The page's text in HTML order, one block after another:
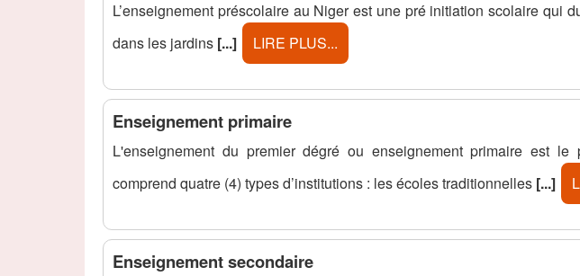
L’enseignement préscolaire au Niger est une pré initiation scolaire qui
dans les jardins [...] LIRE PLUS...
Enseignement primaire
L'enseignement du premier dégré ou enseignement primaire est le
comprend quatre (4) types d’institutions : les écoles traditionnelles [...]
Enseignement secondaire